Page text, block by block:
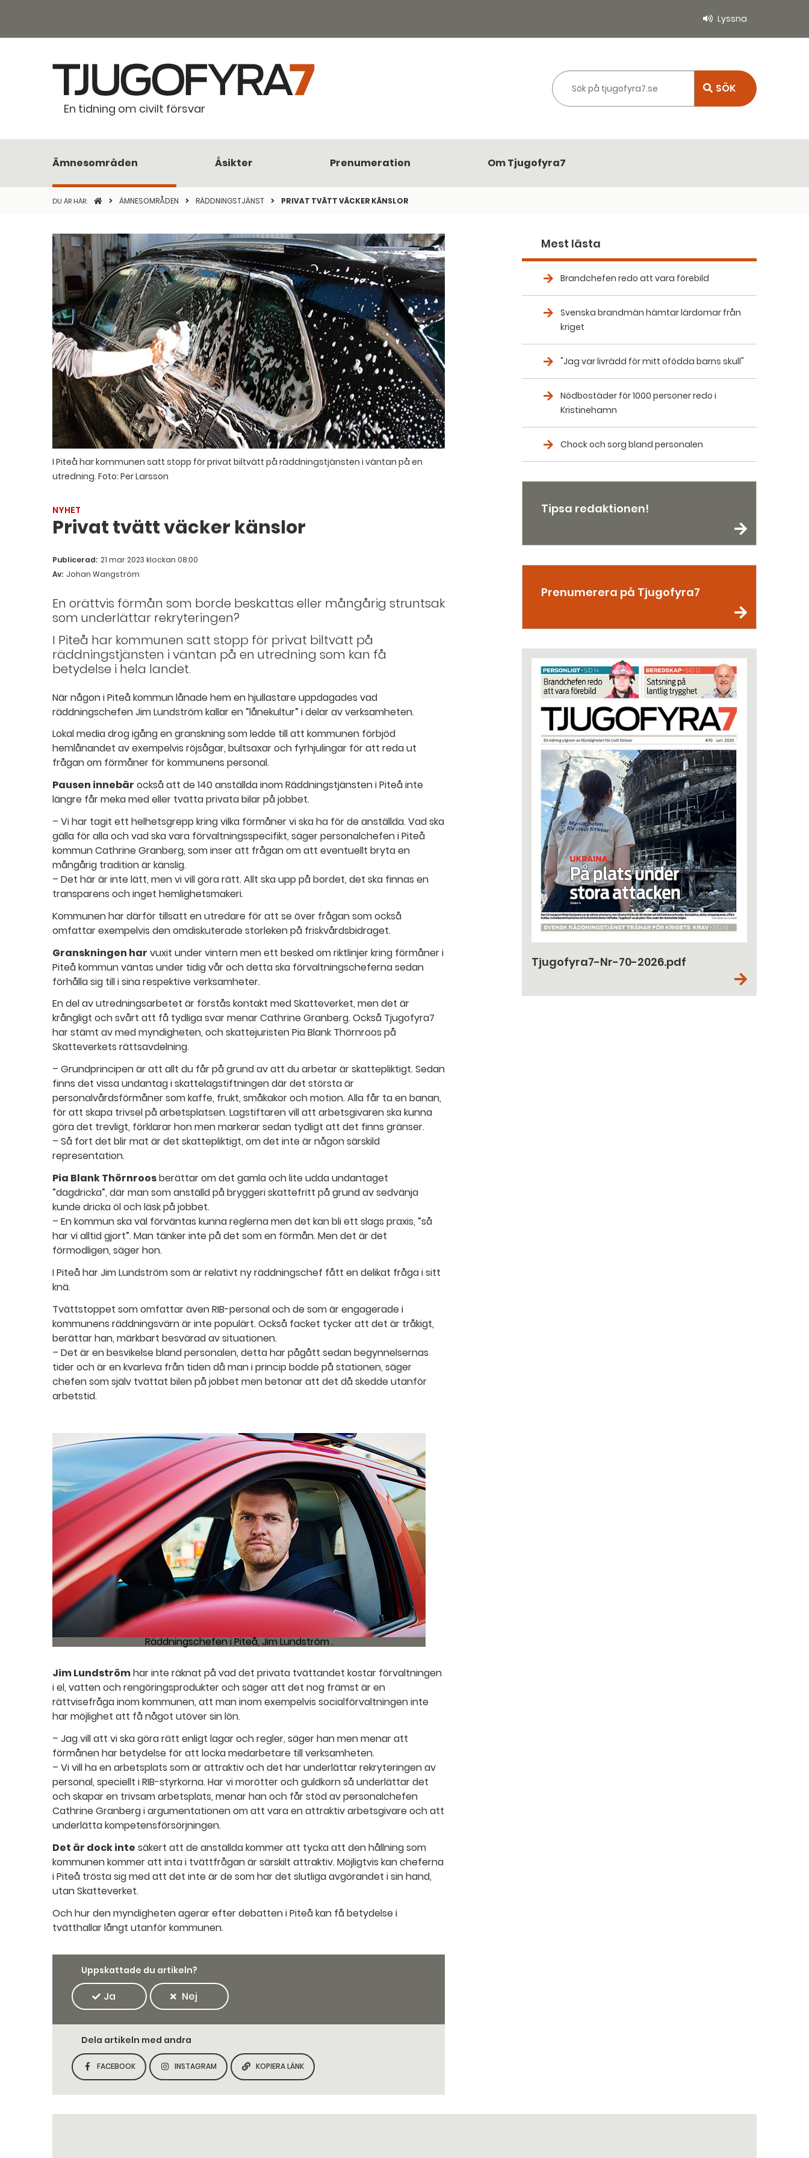
Lyssna
En tidning om civilt försvar
Sök på tjugofyra7.se
Ämnesområden Åsikter Prenumeration Om Tjugofyra7
DU ÄR HÄR: STARTSIDANÄMNESOMRÅDEN RÄDDNINGSTJÄNST PRIVAT TVÄTT VÄCKER KÄNSLOR
I Piteå har kommunen satt stopp för privat biltvätt på räddningstjänsten i väntan på en
utredning. Foto: Per Larsson
NYHET
Privat tvätt väcker känslor
Publicerad: 21 mar 2023 klockan 08:00
Av: Johan Wangström
En orättvis förmån som borde beskattas eller mångårig struntsak
som underlättar rekryteringen?
I Piteå har kommunen satt stopp för privat biltvätt på
räddningstjänsten i väntan på en utredning som kan få
betydelse i hela landet.
När någon i Piteå kommun lånade hem en hjullastare uppdagades vad
räddningschefen Jim Lundström kallar en ”lånekultur” i delar av verksamheten.
Lokal media drog igång en granskning som ledde till att kommunen förbjöd
hemlånandet av exempelvis röjsågar, bultsaxar och fyrhjulingar för att reda ut
frågan om förmåner för kommunens personal.
Pausen innebär också att de 140 anställda inom Räddningstjänsten i Piteå inte
längre får meka med eller tvätta privata bilar på jobbet.
– Vi har tagit ett helhetsgrepp kring vilka förmåner vi ska ha för de anställda. Vad ska
gälla för alla och vad ska vara förvaltningsspecifikt, säger personalchefen i Piteå
kommun Cathrine Granberg, som inser att frågan om att eventuellt bryta en
mångårig tradition är känslig.
– Det här är inte lätt, men vi vill göra rätt. Allt ska upp på bordet, det ska finnas en
transparens och inget hemlighetsmakeri.
Kommunen har därför tillsatt en utredare för att se över frågan som också
omfattar exempelvis den omdiskuterade storleken på friskvårdsbidraget.
Granskningen har vuxit under vintern men ett besked om riktlinjer kring förmåner i
Piteå kommun väntas under tidig vår och detta ska förvaltningscheferna sedan
förhålla sig till i sina respektive verksamheter.
En del av utredningsarbetet är förstås kontakt med Skatteverket, men det är
krångligt och svårt att få tydliga svar menar Cathrine Granberg. Också Tjugofyra7
har stämt av med myndigheten, och skattejuristen Pia Blank Thörnroos på
Skatteverkets rättsavdelning.
– Grundprincipen är att allt du får på grund av att du arbetar är skattepliktigt. Sedan
finns det vissa undantag i skattelagstiftningen där det största är
personalvårdsförmåner som kaffe, frukt, småkakor och motion. Alla får ta en banan,
för att skapa trivsel på arbetsplatsen. Lagstiftaren vill att arbetsgivaren ska kunna
göra det trevligt, förklarar hon men markerar sedan tydligt att det finns gränser.
– Så fort det blir mat är det skattepliktigt, om det inte är någon särskild
representation.
Pia Blank Thörnroosberättar om det gamla och lite udda undantaget
”dagdricka”, där man som anställd på bryggeri skattefritt på grund av sedvänja
kunde dricka öl och läsk på jobbet.
– En kommun ska väl förväntas kunna reglerna men det kan bli ett slags praxis, ”så
har vi alltid gjort”. Man tänker inte på det som en förmån. Men det är det
förmodligen, säger hon.
I Piteå har Jim Lundström som är relativt ny räddningschef fått en delikat fråga i sitt
knä.
Tvättstoppet som omfattar även RIB-personal och de som är engagerade i
kommunens räddningsvärn är inte populärt. Också facket tycker att det är tråkigt,
berättar han, märkbart besvärad av situationen.
– Det är en besvikelse bland personalen, detta har pågått sedan begynnelsernas
tider och är en kvarleva från tiden då man i princip bodde på stationen, säger
chefen som själv tvättat bilen på jobbet men betonar att det då skedde utanför
arbetstid.
Räddningschefen i Piteå, Jim Lundström .
Jim Lundströmhar inte räknat på vad det privata tvättandet kostar förvaltningen
i el, vatten och rengöringsprodukter och säger att det nog främst är en
rättvisefråga inom kommunen, att man inom exempelvis socialförvaltningen inte
har möjlighet att få något utöver sin lön.
– Jag vill att vi ska göra rätt enligt lagar och regler, säger han men menar att
förmånen har betydelse för att locka medarbetare till verksamheten.
– Vi vill ha en arbetsplats som är attraktiv och det här underlättar rekryteringen av
personal, speciellt i RIB-styrkorna. Har vi morötter och guldkorn så underlättar det
och skapar en trivsam arbetsplats, menar han och får stöd av personalchefen
Cathrine Granberg i argumentationen om att vara en attraktiv arbetsgivare och att
underlätta kompetensförsörjningen.
Det är dock inte säkert att de anställda kommer att tycka att den hållning som
kommunen kommer att inta i tvättfrågan är särskilt attraktiv. Möjligtvis kan cheferna
i Piteå trösta sig med att det inte är de som har det slutliga avgörandet i sin hand,
utan Skatteverket.
Och hur den myndigheten agerar efter debatten i Piteå kan få betydelse i
tvätthallar långt utanför kommunen.
Uppskattade du artikeln?
Ja Nej
Dela artikeln med andra
DELA SIDAN PÅ
FACEBOOK
DELA SIDAN PÅ
INSTAGRAM
KOPIERA SIDANS LÄNK
KOPIERA LÄNK
Mest lästa
Brandchefen redo att vara förebild
Svenska brandmän hämtar lärdomar från
kriget
"Jag var livrädd för mitt ofödda barns skull"
Nödbostäder för 1000 personer redo i
Kristinehamn
Chock och sorg bland personalen
Tipsa redaktionen!
Prenumerera på Tjugofyra7
Tjugofyra7-Nr-70-2026.pdf